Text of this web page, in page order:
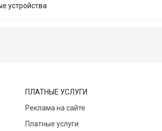
устройства
ПЛАТНЫЕ УСЛУГИ
Реклама на сайте
Платные услуги